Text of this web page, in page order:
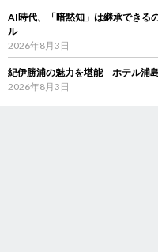
AI時代、「暗黙知」は継承でき
ル
2026年8月3日
紀伊勝浦の魅力を堪能 ホテル浦
2026年8月3日